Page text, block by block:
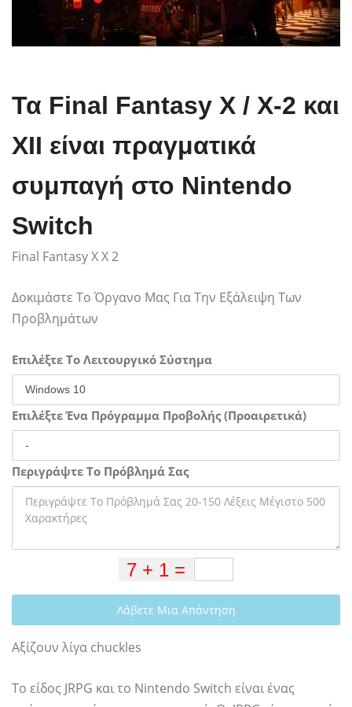
Τα Final Fantasy X / X-2 και
XII είναι πραγματικά
συμπαγή στο Nintendo
Switch
Final Fantasy X X 2
Δοκιμάστε Το Όργανο Μας Για Την Εξάλειψη Των
Προβλημάτων
Επιλέξτε Το Λειτουργικό Σύστημα
Επιλέξτε Ένα Πρόγραμμα Προβολής (Προαιρετικά)
Περιγράψτε Το Πρόβλημά Σας
Λάβετε Μια Απάντηση
Αξίζουν λίγα chuckles
Το είδος JRPG και το Nintendo Switch είναι ένας